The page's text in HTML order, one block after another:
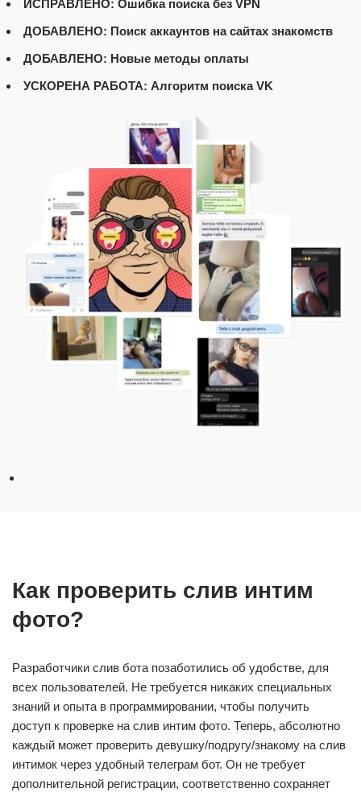
ИСПРАВЛЕНО: Ошибка поиска без VPN
ДОБАВЛЕНО: Поиск аккаунтов на сайтах знакомств
ДОБАВЛЕНО: Новые методы оплаты
УСКОРЕНА РАБОТА: Алгоритм поиска VK
Как проверить слив интим
фото?
Разработчики слив бота позаботились об удобстве, для
всех пользователей. Не требуется никаких специальных
знаний и опыта в программировании, чтобы получить
доступ к проверке на слив интим фото. Теперь, абсолютно
каждый может проверить девушку/подругу/знакому на слив
интимок через удобный телеграм бот. Он не требует
дополнительной регистрации, соответственно сохраняет